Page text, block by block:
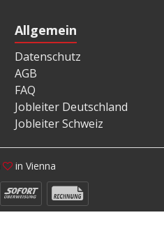
Allgemein
Datenschutz
AGB
FAQ
Jobleiter Deutschland
Jobleiter Schweiz
in Vienna